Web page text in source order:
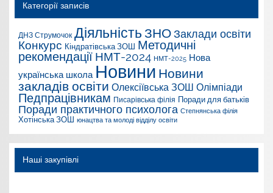
Категорії записів
ДНЗ Струмочок Діяльність ЗНО Заклади освіти
Конкурс Кіндратівська ЗОШ Методичні
рекомендації НМТ-2024 НМТ-2025 Нова
українська школа Новини Новини
закладів освіти Олексіївська ЗОШ Олімпіади
Педпрацівникам Писарівська філія Поради для батьків
Поради практичного психолога Степнянська філія
Хотінська ЗОШ юнацтва та молоді відділу освіти
Наші закупівлі